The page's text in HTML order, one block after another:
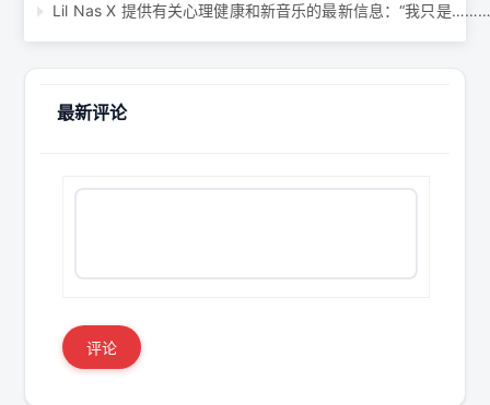
Lil Nas X 提供有关心理健康和新音乐的最新信息：
最新评论
评论